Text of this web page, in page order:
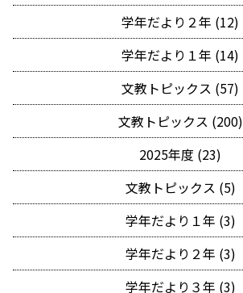
学年だより２年 (12)
学年だより１年 (14)
文教トピックス (57)
文教トピックス (200)
2025年度 (23)
文教トピックス (5)
学年だより１年 (3)
学年だより２年 (3)
学年だより３年 (3)